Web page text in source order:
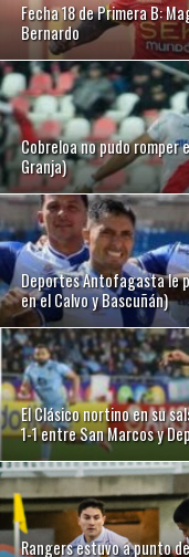
Fecha 18 de Primera B:
Bernardo
Cobreloa no pudo romper
Granja)
Deportes Antofagasta le
en el Calvo y Bascuñán)
El Clásico nortino en su
1-1 entre San Marcos y
Rangers estuvo a punto